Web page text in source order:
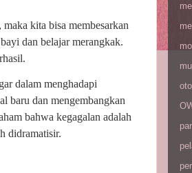
kita bisa membesarkan
dan belajar merangkak.
dalam menghadapi
baru dan mengembangkan
bahwa kegagalan adalah
didramatisir.